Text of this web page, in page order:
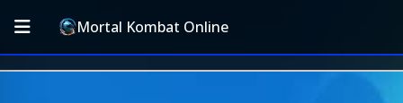
Mortal Kombat Online